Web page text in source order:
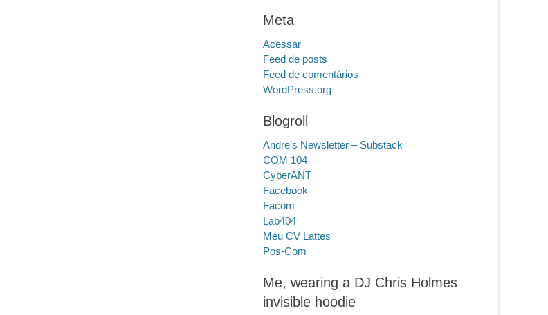
Meta
Acessar
Feed de posts
Feed de comentários
WordPress.org
Blogroll
Andre's Newsletter – Substack
COM 104
CyberANT
Facebook
Facom
Lab404
Meu CV Lattes
Pos-Com
Me, wearing a DJ Chris Holmes
invisible hoodie